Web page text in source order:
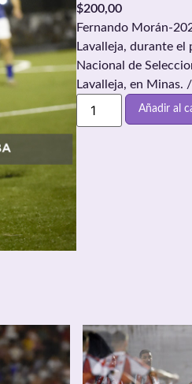
$200,00
Fernando Morán-
Lavalleja, durante el
Nacional de
Lavalleja, en Minas.
Añadir al